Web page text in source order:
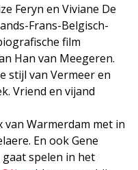
Feryn en Viviane De
Frans-Belgisch-
film
Han van Meegeren.
stijl van Vermeer en
Vriend en vijand
van Warmerdam met in
En ook Gene
spelen in het